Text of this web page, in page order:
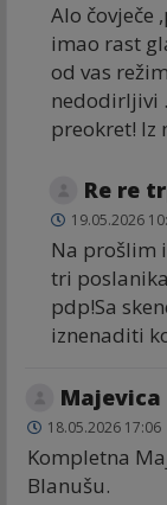
Alo čovječe
imao rast
od vas
nedodirljivi
preokret! Iz
Re re
19.05.2026
Na prošlim
tri
pdp!Sa
iznenaditi
Majevica
18.05.2026 17:06
Kompletna
Blanušu.